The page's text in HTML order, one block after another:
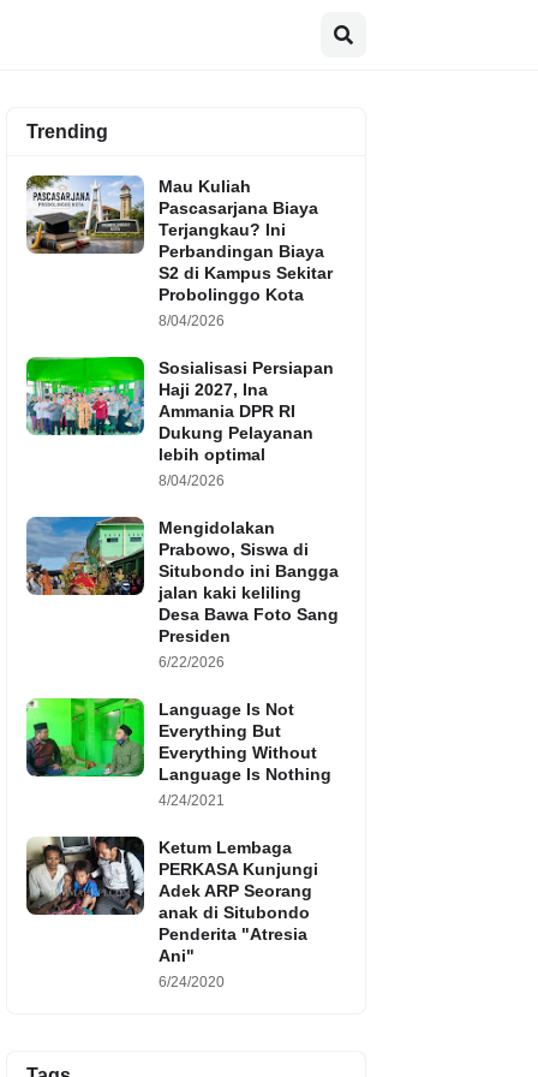
Trending
Mau Kuliah
Pascasarjana Biaya
Terjangkau? Ini
Perbandingan Biaya
S2 di Kampus Sekitar
Probolinggo Kota
8/04/2026
Sosialisasi Persiapan
Haji 2027, Ina
Ammania DPR RI
Dukung Pelayanan
lebih optimal
8/04/2026
Mengidolakan
Prabowo, Siswa di
Situbondo ini Bangga
jalan kaki keliling
Desa Bawa Foto Sang
Presiden
6/22/2026
Language Is Not
Everything But
Everything Without
Language Is Nothing
4/24/2021
Ketum Lembaga
PERKASA Kunjungi
Adek ARP Seorang
anak di Situbondo
Penderita "Atresia
Ani"
6/24/2020